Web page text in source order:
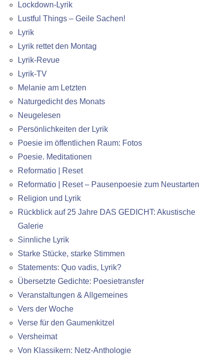
Lockdown-Lyrik
Lustful Things – Geile Sachen!
Lyrik
Lyrik rettet den Montag
Lyrik-Revue
Lyrik-TV
Melanie am Letzten
Naturgedicht des Monats
Neugelesen
Persönlichkeiten der Lyrik
Poesie im öffentlichen Raum: Fotos
Poesie. Meditationen
Reformatio | Reset
Reformatio | Reset – Pausenpoesie zum Neustarten
Religion und Lyrik
Rückblick auf 25 Jahre DAS GEDICHT: Akustische
Galerie
Sinnliche Lyrik
Starke Stücke, starke Stimmen
Statements: Quo vadis, Lyrik?
Übersetzte Gedichte: Poesietransfer
Veranstaltungen & Allgemeines
Vers der Woche
Verse für den Gaumenkitzel
Versheimat
Von Klassikern: Netz-Anthologie